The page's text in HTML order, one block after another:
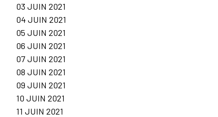
03 JUIN 2021
04 JUIN 2021
05 JUIN 2021
06 JUIN 2021
07 JUIN 2021
08 JUIN 2021
09 JUIN 2021
10 JUIN 2021
11 JUIN 2021